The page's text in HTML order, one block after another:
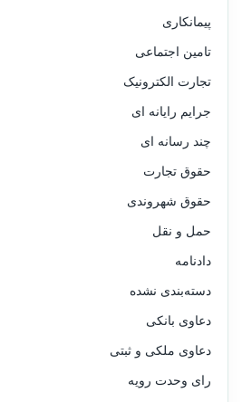
پیمانکاری
تامین اجتماعی
تجارت الکترونیک
جرایم رایانه ای
چند رسانه ای
حقوق تجارت
حقوق شهروندی
حمل و نقل
دادنامه
دسته‌بندی نشده
دعاوی بانکی
دعاوی ملکی و ثبتی
رای وحدت رویه